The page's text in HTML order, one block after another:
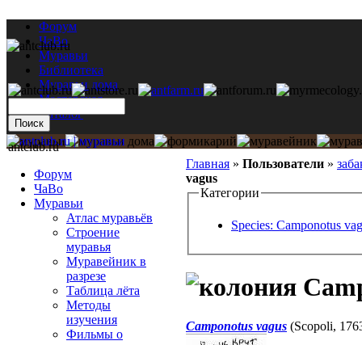
Форум
ЧаВо
Муравьи
Библиотека
Муравьи дома
Мастерская
Каталог
Главная » Пользователи »
vagus
Категории
Species: Camponotus
Camponotus vagus (Scopoli,
antclub.ru
Форум
ЧаВо
Муравьи
Атлас муравьёв
Строение
муравья
Муравейник в
разрезе
Таблица лёта
Методы
изучения
Фильмы о